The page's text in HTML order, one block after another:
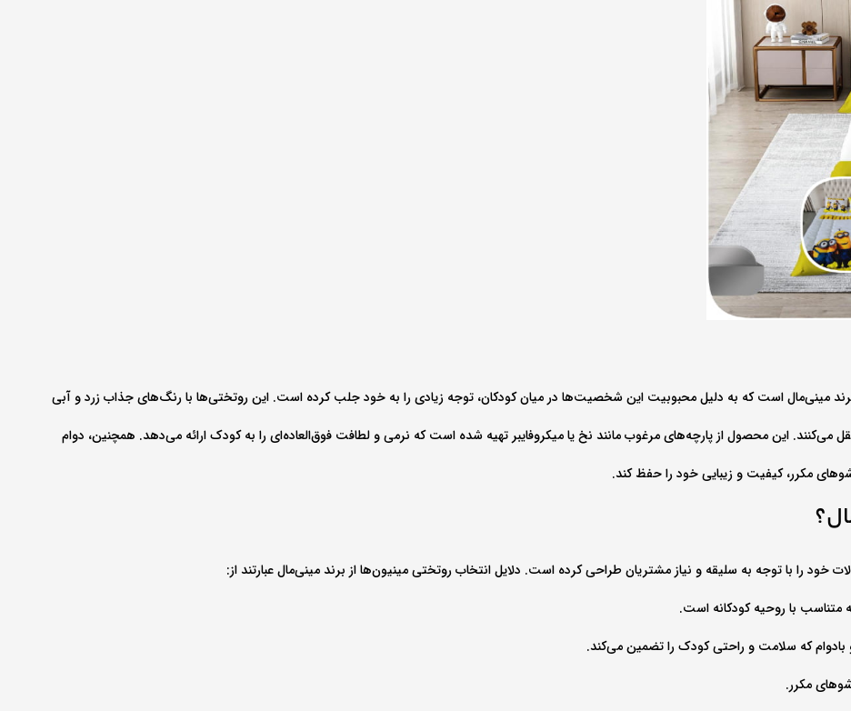
مینی‌مال است که به دلیل محبوبیت این شخصیت‌ها در میان کودکان، توجه زیادی را به خود جلب کرده است. این روتختی‌ها با رنگ‌های جذاب زرد و آبی
این محصول از پارچه‌های مرغوب مانند نخ یا میکروفایبر تهیه شده است که نرمی و لطافت فوق‌العاده‌ای را به کودک ارائه می‌دهد. همچنین، دوام
مکرر، کیفیت و زیبایی خود را حفظ کند.
خود را با توجه به سلیقه و نیاز مشتریان طراحی کرده است. دلایل انتخاب روتختی مینیون‌ها از برند مینی‌مال عبارتند از:
با روحیه کودکانه است.
که سلامت و راحتی کودک را تضمین می‌کند.
مکرر.